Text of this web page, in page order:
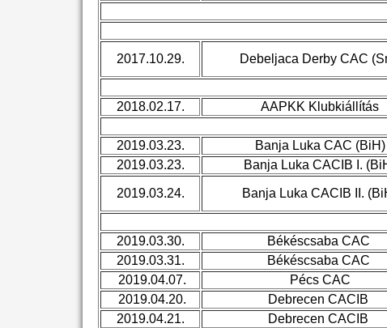
2017.10.29. Debeljaca Derby CAC
2018.02.17.
AAPKK Klubkiállítás
2019.03.23.
Banja Luka CAC (BiH)
2019.03.23.
Banja Luka CACIB I.
2019.03.24. Banja Luka CACIB II.
2019.03.30.
Békéscsaba CAC
2019.03.31.
Békéscsaba CAC
2019.04.07.
Pécs CAC
2019.04.20.
Debrecen CACIB
2019.04.21.
Debrecen CACIB